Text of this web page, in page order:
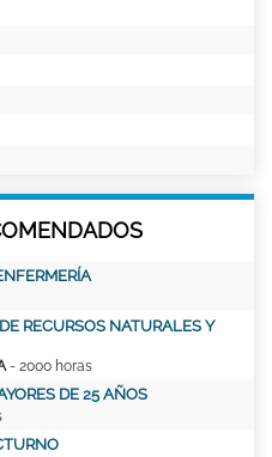
RECURSOS NATURALES Y
- 2000 horas
DE 25 AÑOS